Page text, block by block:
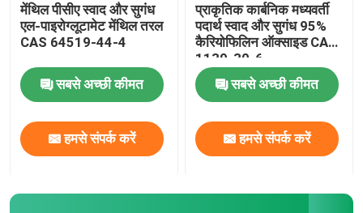
मेंथिल पीसीए स्वाद और सुगंध
एल-पाइरोग्लूटामेट मेंथिल तरल
CAS 64519-44-4
सबसे अच्छी कीमत
हमसे संपर्क करें
प्राकृतिक कार्बनिक मध्यवर्ती
पदार्थ स्वाद और सुगंध 95%
कैरियोफिलिन ऑक्साइड CAS
1139-30-6
सबसे अच्छी कीमत
हमसे संपर्क करें